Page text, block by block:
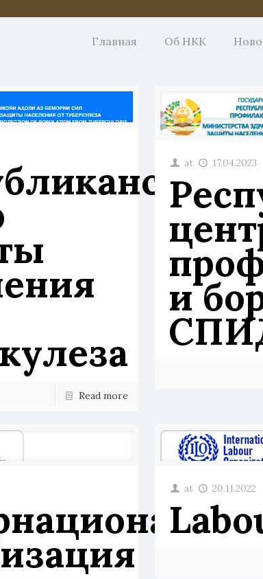
Главная Об НКК
Read more
at 17.04.2023
и
at 20.11.2022